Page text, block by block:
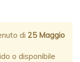
di 25 Maggio
o disponibile